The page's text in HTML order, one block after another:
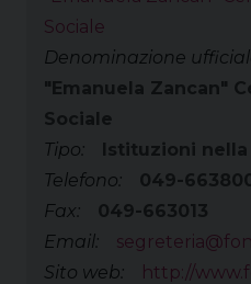
Sociale
Denominazione
"Emanuela Zancan"
Sociale
Tipo:
Istituzioni nella
Telefono:
049-
Fax:
049-663013
Email:
Sito web:
http://